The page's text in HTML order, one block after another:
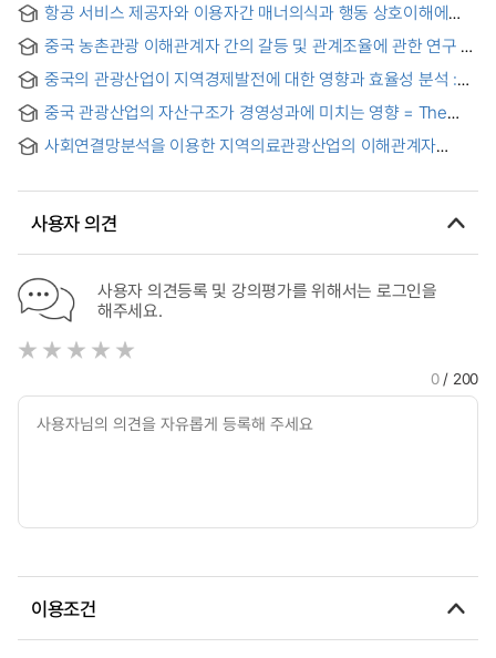
항공 서비스 제공자와 이용자간 매너의식과 행동 상호이해에
관한 연구 : 상호지향성 모델을 적용하여 = (A) Study for Mutual
Understanding of the Manner Consciousness and
Expression Behavior Shared Between Airline-service
Offerers and its Customers
중국 농촌관광 이해관계자 간의 갈등 및 관계조율에 관한 연구 =
Research on the Contradiction and Relationship
Coordination among Stakeholders of Rural Tourism in
China
중국의 관광산업이 지역경제발전에 대한 영향과 효율성 분석 :
중국 관광산업의 자산구조가 경영성과에 미치는 영향 = The
Impact of the Asset Structure of China's Tourism Industry
on the Management Performance
사회연결망분석을 이용한 지역의료관광산업의 이해관계자
on the interest group networks of regional medical
districts of Seoul
사용자 의견
사용자 의견등록 및 강의평가를 위해서는 로그인을
해주세요.
0/ 200
이용조건